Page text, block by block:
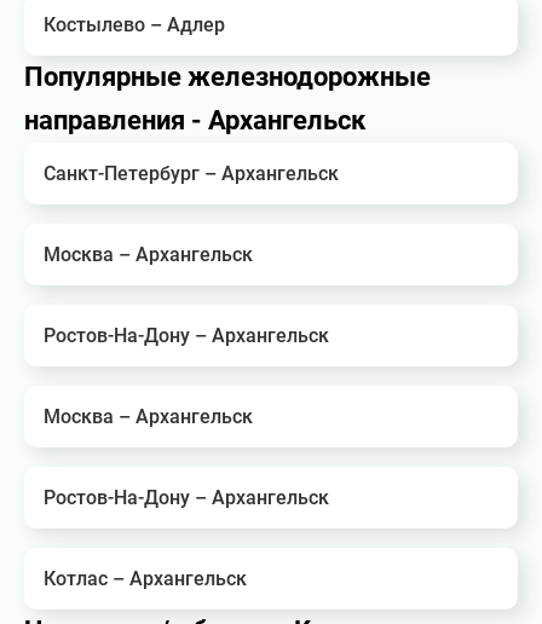
Костылево – Адлер
Популярные железнодорожные
направления - Архангельск
Санкт-Петербург – Архангельск
Москва – Архангельск
Ростов-На-Дону – Архангельск
Москва – Архангельск
Ростов-На-Дону – Архангельск
Котлас – Архангельск